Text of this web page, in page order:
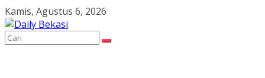
Skip
to
content
Kamis, Agustus 6, 2026